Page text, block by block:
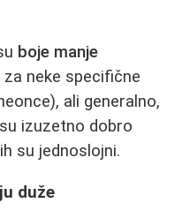
boje manje
neke specifične
ali generalno,
izuzetno dobro
su jednoslojni.
duže